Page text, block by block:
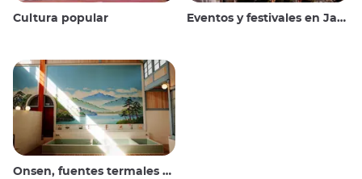
Cultura popular Eventos y festivales en Japón
Onsen, fuentes termales y baños públicos